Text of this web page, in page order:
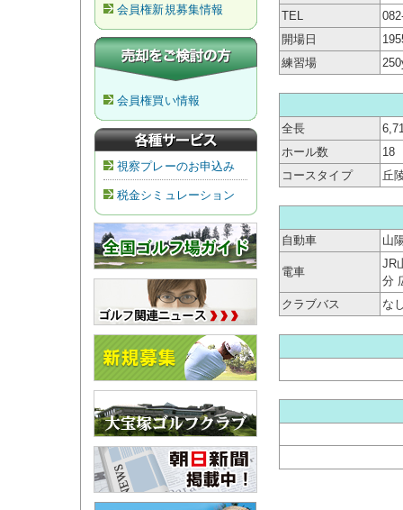
会員権新規募集情報
会員権買い情報
視察プレーのお申込み
税金シミュレーション
TEL
開場日
練習場
全長
ホール数
18
コースタイプ
丘
自動車 山
電車
JR
分
クラブバス
な